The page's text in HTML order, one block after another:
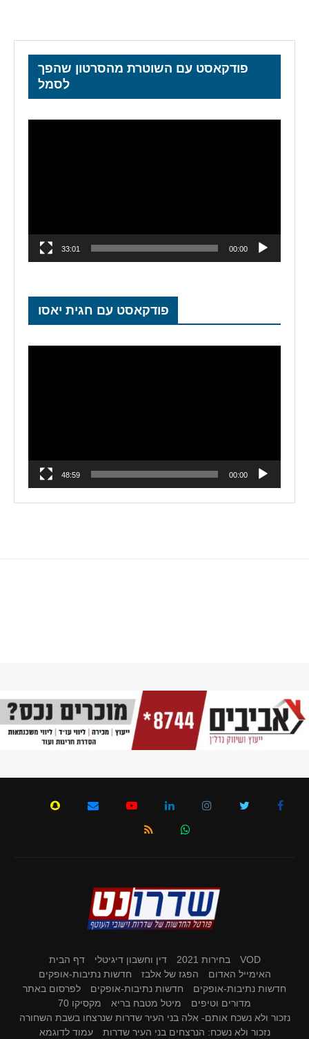
פודקאסט עם השוטרת מהסרטון שהפך
לסמל
00:00
33:01
פודקאסט עם חגית יאסו
00:00
48:59
VOD בחירות 2021 דין וחשבון דיגיטלי
דף הבית
האימייל האדום
הפגז של אלבז
חדשות נתיבות-אופקים
חדשות נתיבות-אופקים
חדשות נתיבות-אופקים
לפרסום באתר
מדורים וטיפים
מיטל מטבח בריא
מקסיקו 70
נזכור ולא נשכח אותם- אלה בני העיר שדרות שנרצחו בשבת השחורה
נזכור ולא נשכח: הנרצחים בני העיר שדרות
עמוד לדוגמא